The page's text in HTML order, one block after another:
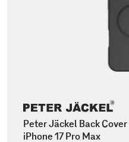
Peter Jäckel Back
iPhone 17 Pro Max